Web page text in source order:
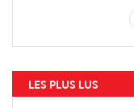
LES PLUS LUS